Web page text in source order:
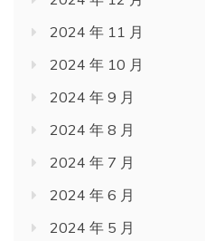
2024 年 11 月
2024 年 10 月
2024 年 9 月
2024 年 8 月
2024 年 7 月
2024 年 6 月
2024 年 5 月